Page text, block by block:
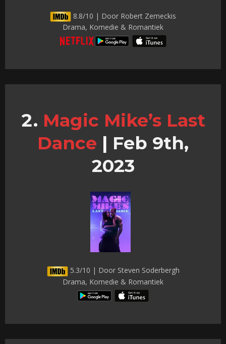
8.8/10 | Door Robert Zemeckis
Drama, Komedie & Romantiek
Magic Mike’s Last
Dance | Feb 9th,
2023
5.3/10 | Door Steven Soderbergh
Drama, Komedie & Romantiek